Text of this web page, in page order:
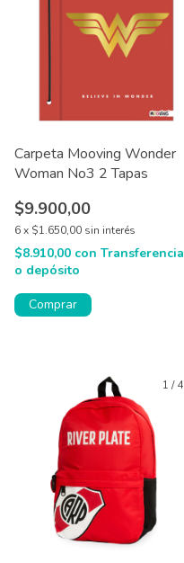
Carpeta Mooving Wonder
Woman No3 2 Tapas
$9.900,00
6x $1.650,00 sin interés
$8.910,00 con Transferencia
o depósito
Comprar
1 /4